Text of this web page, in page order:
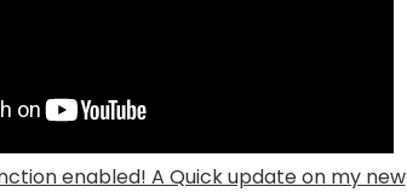
enabled! A Quick update on my new